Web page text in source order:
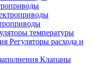
температуры
Регуляторы расхода и
Клапаны